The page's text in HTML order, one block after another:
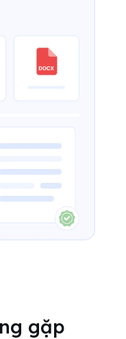
gặp